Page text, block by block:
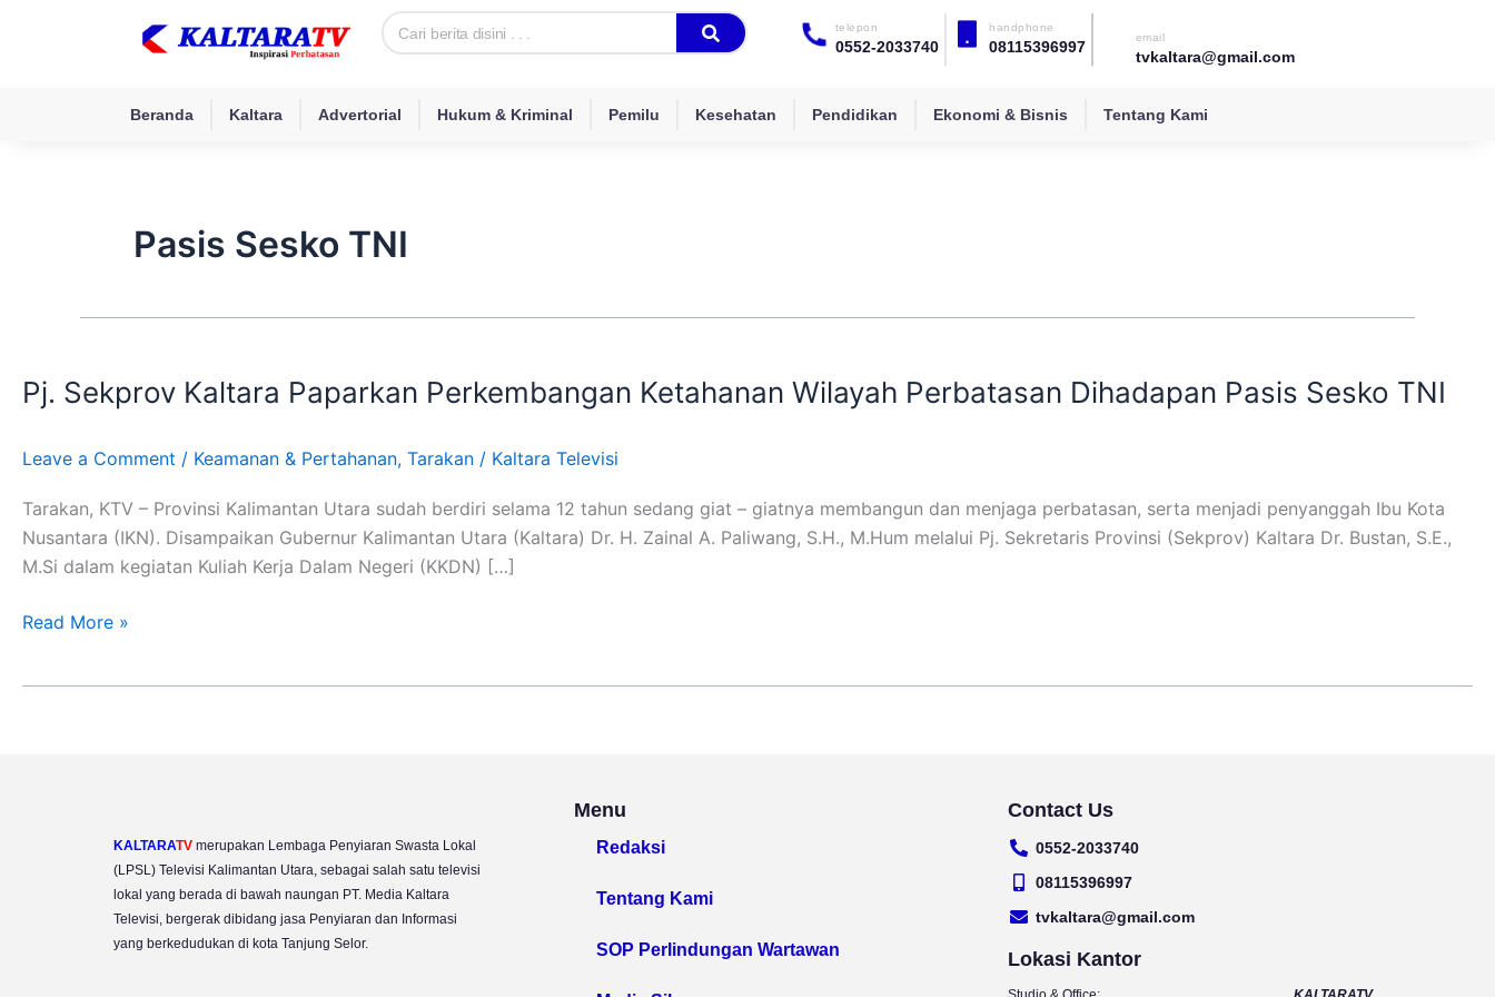
Search telepon
0552-2033740
handphone
08115396997
email
tvkaltara@gmail.com
Beranda Kaltara Advertorial Hukum & Kriminal Pemilu Kesehatan Pendidikan Ekonomi & Bisnis Tentang Kami
Pasis Sesko TNI
Pj. Sekprov Kaltara Paparkan Perkembangan Ketahanan Wilayah Perbatasan Dihadapan Pasis Sesko TNI
Leave a Comment / Keamanan & Pertahanan, Tarakan / Kaltara Televisi
Tarakan, KTV – Provinsi Kalimantan Utara sudah berdiri selama 12 tahun sedang giat – giatnya membangun dan menjaga perbatasan, serta menjadi penyanggah Ibu Kota
Nusantara (IKN). Disampaikan Gubernur Kalimantan Utara (Kaltara) Dr. H. Zainal A. Paliwang, S.H., M.Hum melalui Pj. Sekretaris Provinsi (Sekprov) Kaltara Dr. Bustan, S.E.,
M.Si dalam kegiatan Kuliah Kerja Dalam Negeri (KKDN) […]
Kaltara
Perkembangan
Wilayah
Perbatasan
Dihadapan
Sesko
Read More »
KALTARATV merupakan Lembaga Penyiaran Swasta Lokal
(LPSL) Televisi Kalimantan Utara, sebagai salah satu televisi
lokal yang berada di bawah naungan PT. Media Kaltara
Televisi, bergerak dibidang jasa Penyiaran dan Informasi
yang berkedudukan di kota Tanjung Selor.
Menu
Redaksi
Tentang Kami
SOP Perlindungan Wartawan
Contact Us
0552-2033740
08115396997
tvkaltara@gmail.com
Lokasi Kantor